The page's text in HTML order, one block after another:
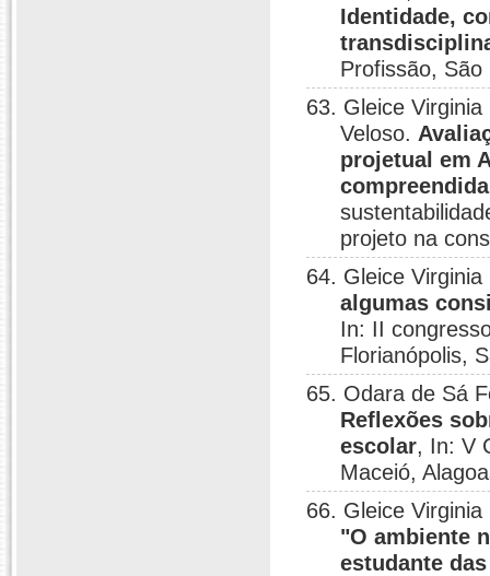
Identidade,
Profissão,
63. Gleice
Veloso.
projetual em
compreendida
projeto na
64. Gleice
algumas
In: II
Florianópolis,
65. Odara de Sá
Reflexões
escolar, In: V
Maceió,
66. Gleice
"O ambiente
estudante